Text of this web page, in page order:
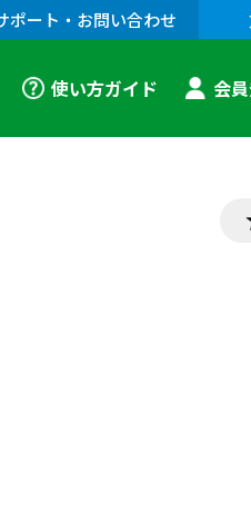
ポート・お問い合わせ
使い方ガイド 会